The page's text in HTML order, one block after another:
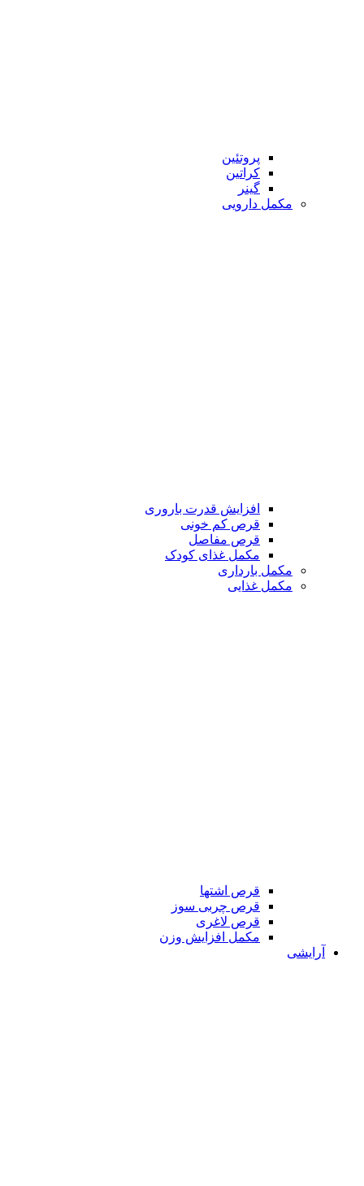
پروتئین
کراتین
گینر
مکمل دارویی
افزایش قدرت باروری
قرص کم خونی
قرص مفاصل
مکمل غذای کودک
مکمل بارداری
مکمل غذایی
قرص اشتها
قرص چربی سوز
قرص لاغری
مکمل افزایش وزن
آرایشی